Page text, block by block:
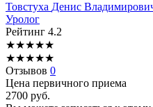
Товстуха Денис
Уролог
Рейтинг 4.2
★★★★★
★★★★★
Отзывов 0
Цена первичного приема
2700 руб.